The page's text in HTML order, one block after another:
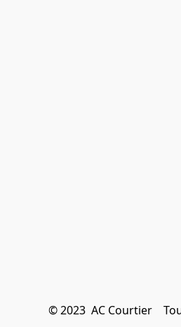
© 2023  AC Courtier